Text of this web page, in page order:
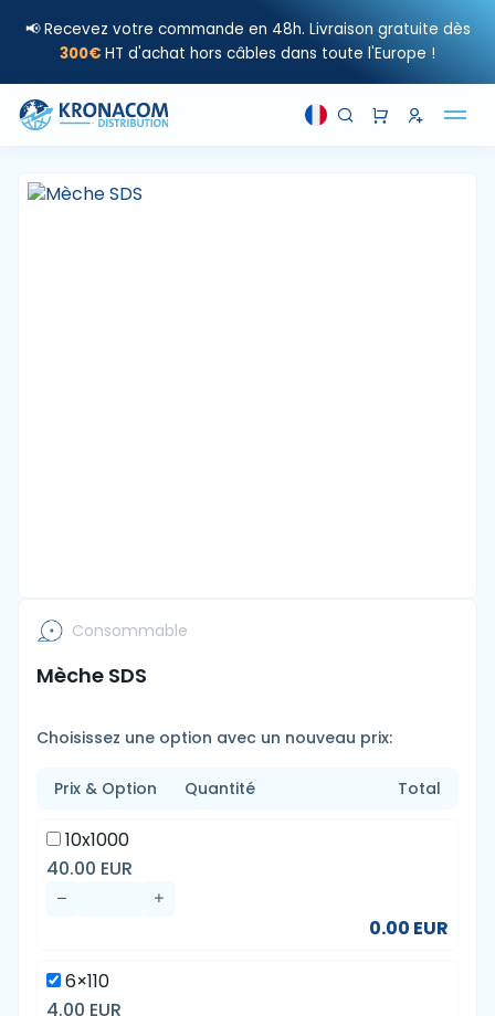
📢 Recevez votre commande en 48h. Livraison gratuite dès
300€ HT d'achat hors câbles dans toute l'Europe !
Consommable
Mèche SDS
Choisissez une option avec un nouveau prix:
Prix & Option Quantité Total
10x1000
40.00 EUR
0.00 EUR
6×110
4.00 EUR